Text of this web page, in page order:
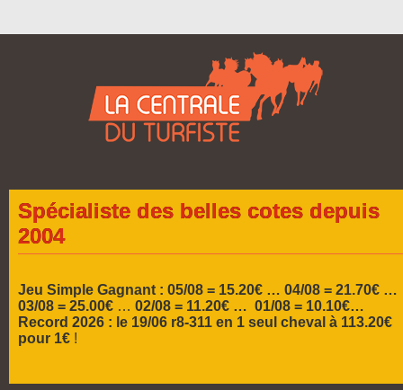
Spécialiste des belles cotes depuis
2004
Jeu Simple Gagnant : 05/08 = 15.20€ … 04/08 = 21.70€ …
03/08 = 25.00€ … 02/08 = 11.20€ … 01/08 = 10.10€…
Record 2026 : le 19/06 r8-311 en 1 seul cheval à 113.20€
pour 1€ !